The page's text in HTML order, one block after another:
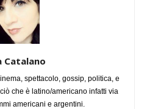
Catalano
spettacolo, gossip, politica, e
che è latino/americano infatti via
americani e argentini.